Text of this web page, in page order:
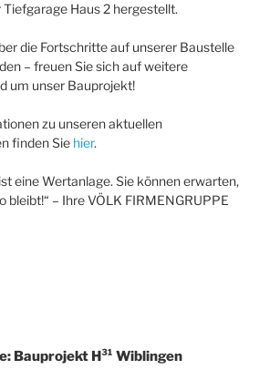
Haus 2 hergestellt.
die Fortschritte auf unserer Baustelle
– freuen Sie sich auf weitere
um unser Bauprojekt!
zu unseren aktuellen
finden Sie hier.
eine Wertanlage. Sie können erwarten,
bleibt!“ – Ihre VÖLK FIRMENGRUPPE
Bauprojekt H³¹ Wiblingen